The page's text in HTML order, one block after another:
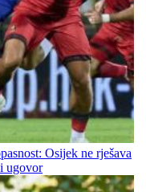
Osijek ne rješava
ugovor